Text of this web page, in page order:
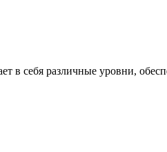
в себя различные уровни,